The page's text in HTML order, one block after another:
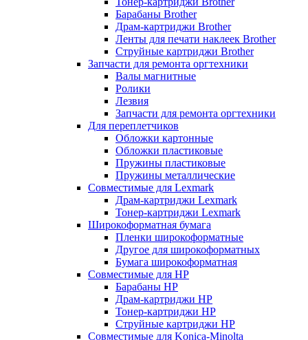
Барабаны Brother
Драм-картриджи Brother
Ленты для печати наклеек Brother
Струйные картриджи Brother
Запчасти для ремонта оргтехники
Валы магнитные
Ролики
Лезвия
Запчасти для ремонта оргтехники
Для переплетчиков
Обложки картонные
Обложки пластиковые
Пружины пластиковые
Пружины металлические
Совместимые для Lexmark
Драм-картриджи Lexmark
Тонер-картриджи Lexmark
Широкоформатная бумага
Пленки широкоформатные
Другое для широкоформатных
Бумага широкоформатная
Совместимые для HP
Барабаны HP
Драм-картриджи HP
Тонер-картриджи HP
Струйные картриджи HP
Совместимые для Konica-Minolta